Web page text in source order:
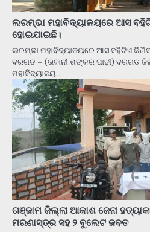
ଲରମ୍ଭା ମହାବିଦ୍ୟାଳୟରେ ଆସ
ହୋଇଯାଇଛି।
ଲରମ୍ଭା ମହାବିଦ୍ୟାଳୟରେ ଆସ ବହିଟିଏ
ବରଗଡ – (ଭବାନୀ ଶଙ୍କର ପାଢ଼ୀ) ବରଗଡ
ମହାବିଦ୍ୟାଳୟ…
ଗଞ୍ଜାମ ଜିଲ୍ଲା ଆକାଶ ଜେନା
ମରଣାସ୍ତ୍ର ସହ ୨ ବୁଲେଟ ଜବତ